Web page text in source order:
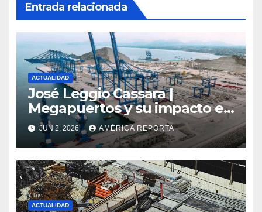
Entrada relacionada
ACTUALIDAD
José Leggio Cassara |
Megapuertos y su impacto en
el turismo y el comercio
global
JUN 2, 2026 AMÉRICA REPORTA
ACTUALIDAD